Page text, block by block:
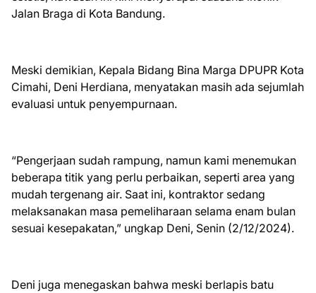
Jalan Braga di Kota Bandung.
Meski demikian, Kepala Bidang Bina Marga DPUPR Kota
Cimahi, Deni Herdiana, menyatakan masih ada sejumlah
evaluasi untuk penyempurnaan.
“Pengerjaan sudah rampung, namun kami menemukan
beberapa titik yang perlu perbaikan, seperti area yang
mudah tergenang air. Saat ini, kontraktor sedang
melaksanakan masa pemeliharaan selama enam bulan
sesuai kesepakatan,” ungkap Deni, Senin (2/12/2024).
Deni juga menegaskan bahwa meski berlapis batu